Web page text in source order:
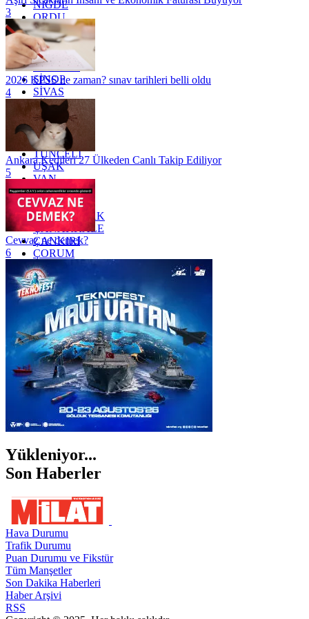
NİĞDE
ORDU
OSMANİYE
RİZE
SAKARYA
SAMSUN
SİNOP
SİVAS
SİİRT
TEKİRDAĞ
TOKAT
TRABZON
TUNCELİ
UŞAK
VAN
YALOVA
YOZGAT
ZONGULDAK
ÇANAKKALE
ÇANKIRI
ÇORUM
İSTANBUL
İZMİR
ŞANLIURFA
ŞIRNAK
3
2026 KPSS ne zaman? sınav tarihleri belli oldu
4
Ankara Kedileri 27 Ülkeden Canlı Takip Ediliyor
5
Cevvaz ne demek?
6
Yükleniyor...
Son Haberler
Hava Durumu
Trafik Durumu
Puan Durumu ve Fikstür
Tüm Manşetler
Son Dakika Haberleri
Haber Arşivi
RSS